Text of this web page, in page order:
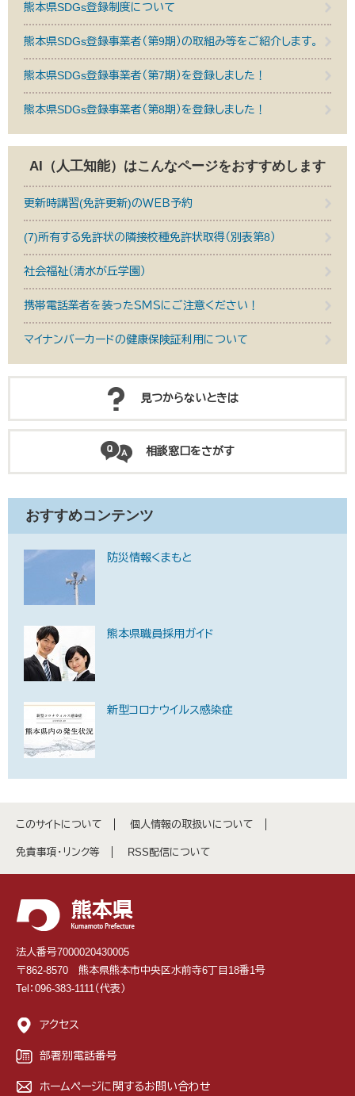
熊本県SDGs登録制度について
熊本県SDGs登録事業者（第9期）の取組み等をご紹介します。
熊本県SDGs登録事業者（第7期）を登録しました！
熊本県SDGs登録事業者（第8期）を登録しました！
AI（人工知能）はこんなページをおすすめします
更新時講習(免許更新)のＷＥＢ予約
(7)所有する免許状の隣接校種免許状取得（別表第8）
社会福祉（清水が丘学園）
携帯電話業者を装ったＳＭＳにご注意ください！
マイナンバーカードの健康保険証利用について
見つからないときは
相談窓口をさがす
おすすめコンテンツ
防災情報くまもと
熊本県職員採用ガイド
新型コロナウイルス感染症
このサイトについて 個人情報の取扱いについて
免責事項・リンク等 RSS配信について
法人番号7000020430005
〒862-8570 熊本県熊本市中央区水前寺6丁目18番1号
Tel：096-383-1111（代表）
アクセス
部署別電話番号
ホームページに関するお問い合わせ